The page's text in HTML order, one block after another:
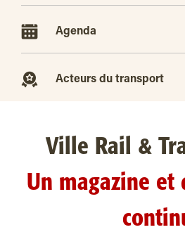
Agenda
Acteurs du transport
Ville Rail &
Un magazine et